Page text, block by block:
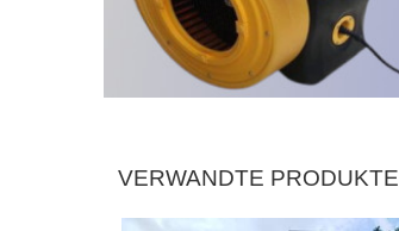
VERWANDTE PRODUKTE